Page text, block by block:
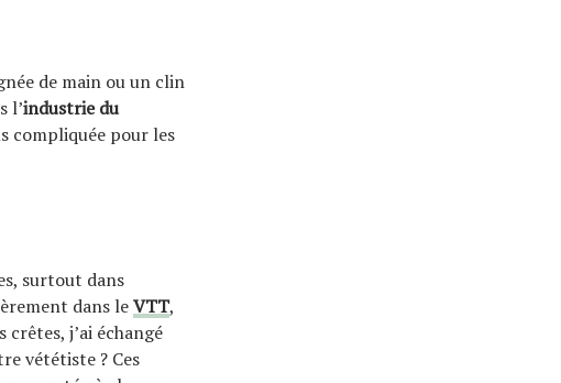
de main ou un clin
l’industrie du
compliquée pour les
surtout dans
dans leVTT,
j’ai échangé
vététiste ? Ces